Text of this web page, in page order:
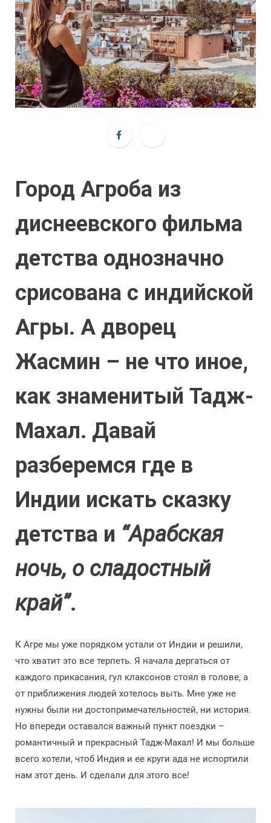
Город Агроба из
диснеевского фильма
детства однозначно
срисована с индийской
Агры. А дворец
Жасмин – не что иное,
как знаменитый Тадж-
Махал. Давай
разберемся где в
Индии искать сказку
детства и “Арабская
ночь, о сладостный
край”.
К Агре мы уже порядком устали от Индии и решили,
что хватит это все терпеть. Я начала дергаться от
каждого прикасания, гул клаксонов стоял в голове, а
от приближения людей хотелось выть. Мне уже не
нужны были ни достопримечательностей, ни история.
Но впереди оставался важный пункт поездки –
романтичный и прекрасный Тадж-Махал! И мы больше
всего хотели, чтоб Индия и ее круги ада не испортили
нам этот день. И сделали для этого все!